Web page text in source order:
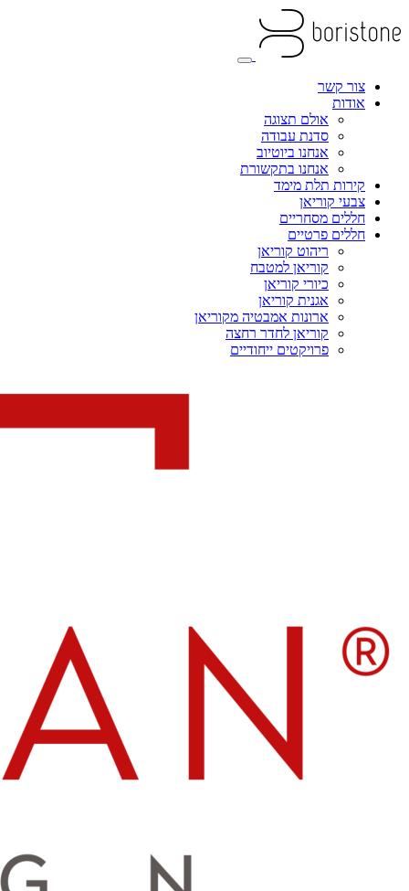
צור קשר
אודות
אולם תצוגה
סדנת עבודה
אנחנו ביוטיוב
אנחנו בתקשורת
קירות תלת מימד
צבעי קוריאן
חללים מסחריים
חללים פרטיים
ריהוט קוריאן
קוריאן למטבח
כיורי קוריאן
אגנית קוריאן
ארונות אמבטיה מקוריאן
קוריאן לחדר רחצה
פרויקטים ייחודיים